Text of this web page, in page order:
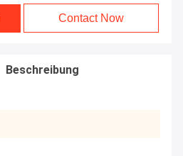
Contact Now
Beschreibung